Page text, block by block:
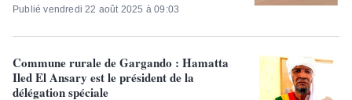
Publié vendredi 22 août 2025 à 09:03
Commune rurale de Gargando : Hamatta
Iled El Ansary est le président de la
délégation spéciale